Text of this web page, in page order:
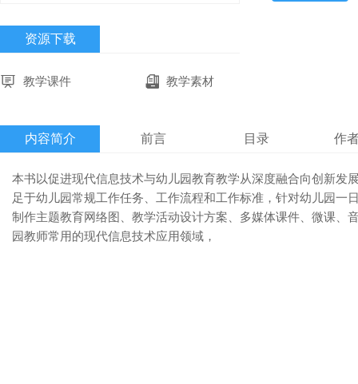
资源下载
教学课件 教学素材
内容简介 前言 目录 作
本书以促进现代信息技术与幼儿园教育教学从深度融合向创新发
足于幼儿园常规工作任务、工作流程和工作标准，针对幼儿园
制作主题教育网络图、教学活动设计方案、多媒体课件、微课、
园教师常用的现代信息技术应用领域，